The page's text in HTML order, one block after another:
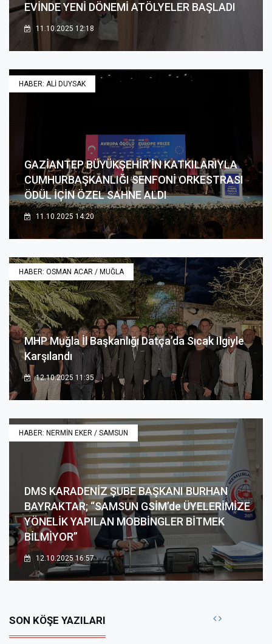
EVİNDE YENİ DÖNEMİ ATÖLYELER BAŞLADI
11.10.2025 12:18
HABER: ALİ DUYSAK
GAZİANTEP BÜYÜKŞEHİR’İN KATKILARIYLA
CUMHURBAŞKANLIĞI SENFONİ ORKESTRASI
ÖDÜL İÇİN ÖZEL SAHNE ALDI
11.10.2025 14:20
HABER: OSMAN ACAR / MUĞLA
MHP Muğla İl Başkanlığı Datça’da Sıcak Ilgiyle
Karşılandı
12.10.2025 11:35
HABER: NERMİN EKER / SAMSUN
DMS KARADENİZ ŞUBE BAŞKANI BURHAN
BAYRAKTAR; “SAMSUN GSİM’de ÜYELERİMİZE
YÖNELİK YAPILAN MOBBİNGLER BİTMEK
BİLMİYOR”
12.10.2025 16:57
SON KÖŞE YAZILARI